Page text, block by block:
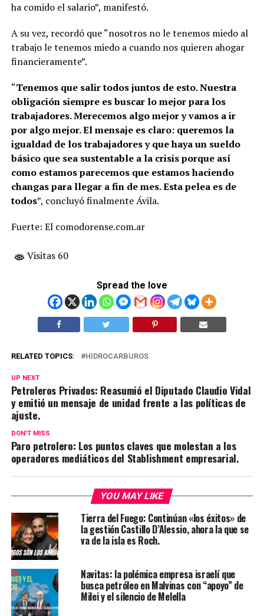
ha comido el salario”, manifestó.
A su vez, recordó que “nosotros no le tenemos miedo al
trabajo le tenemos miedo a cuando nos quieren ahogar
financieramente”.
“Tenemos que salir todos juntos de esto. Nuestra
obligación siempre es buscar lo mejor para los
trabajadores. Merecemos algo mejor y vamos a ir
por algo mejor. El mensaje es claro: queremos la
igualdad de los trabajadores y que haya un sueldo
básico que sea sustentable a la crisis porque así
como estamos parecemos que estamos haciendo
changas para llegar a fin de mes. Esta pelea es de
todos”, concluyó finalmente Ávila.
Fuerte: El comodorense.com.ar
Visitas 60
Spread the love
RELATED TOPICS: HIDROCARBUROS
UP NEXT
Petroleros Privados: Reasumió el Diputado Claudio Vidal
y emitió un mensaje de unidad frente a las políticas de
ajuste.
DON'T MISS
Paro petrolero: Los puntos claves que molestan a los
operadores mediáticos del Stablishment empresarial.
YOU MAY LIKE
Tierra del Fuego: Continúan «los éxitos» de
la gestión Castillo D’Alessio, ahora la que se
va de la isla es Roch.
Navitas: la polémica empresa israelí que
busca petróleo en Malvinas con “apoyo” de
Milei y el silencio de Melella